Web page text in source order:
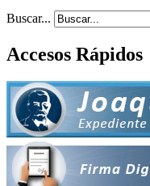
Buscar...
Accesos Rápidos